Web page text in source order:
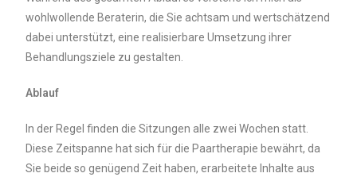
wohlwollende Beraterin, die Sie achtsam und wertschätzend
dabei unterstützt, eine realisierbare Umsetzung ihrer
Behandlungsziele zu gestalten.
Ablauf
In der Regel finden die Sitzungen alle zwei Wochen statt.
Diese Zeitspanne hat sich für die Paartherapie bewährt, da
Sie beide so genügend Zeit haben, erarbeitete Inhalte aus